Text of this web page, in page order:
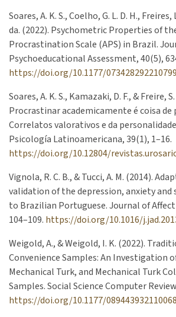
Soares, A. K. S., Coelho, G. L. D. H., Freires,
da. (2022). Psychometric Properties of
Procrastination Scale (APS) in Brazil.
Psychoeducational Assessment, 40(5),
https://doi.org/10.1177/
Soares, A. K. S., Kamazaki, D. F., & Freire,
Procrastinar academicamente é coisa de
Correlatos valorativos e da
Psicología Latinoamericana, 39(1), 1–16.
https://doi.org/10.12804/
Vignola, R. C. B., & Tucci, A. M. (2014).
validation of the depression, anxiety and
to Brazilian Portuguese. Journal of
104–109. https://doi.org/10.1016/
Weigold, A., & Weigold, I. K. (2022).
Convenience Samples: An Investigation
Mechanical Turk, and Mechanical Turk
Samples. Social Science Computer
https://doi.org/10.1177/